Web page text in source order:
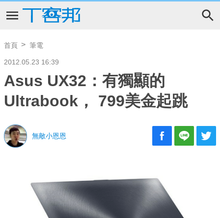
首頁 筆電
2012.05.23 16:39
Asus UX32：有獨顯的
Ultrabook， 799美金起跳
無敵小恩恩